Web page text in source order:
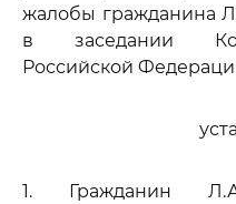
жалобы гражданина
в заседании
Российской
1. Гражданин